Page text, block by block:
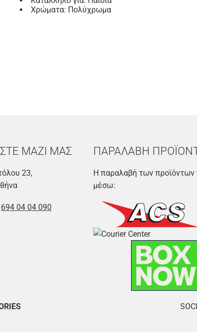
Χρώματα: Πολύχρωμα
ΜΑΖΙ ΜΑΣ
23,
694 04 04 090
ΠΑΡΑΛΑΒΗ
Η παραλαβή των προϊόντων
μέσω: